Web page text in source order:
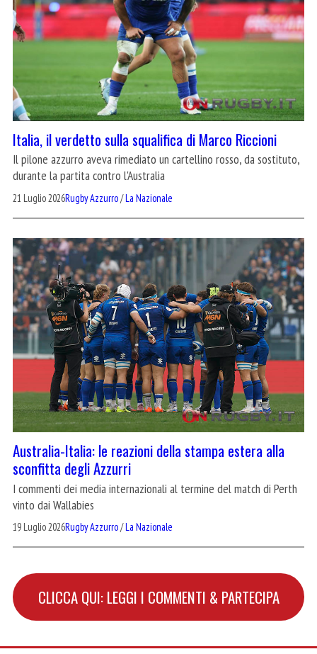
Italia, il verdetto sulla squalifica di Marco Riccioni
Il pilone azzurro aveva rimediato un cartellino rosso, da sostituto,
durante la partita contro l'Australia
21 Luglio 2026Rugby Azzurro/La Nazionale
Australia-Italia: le reazioni della stampa estera alla
sconfitta degli Azzurri
I commenti dei media internazionali al termine del match di Perth
vinto dai Wallabies
19 Luglio 2026Rugby Azzurro/La Nazionale
CLICCA QUI: LEGGI I COMMENTI & PARTECIPA